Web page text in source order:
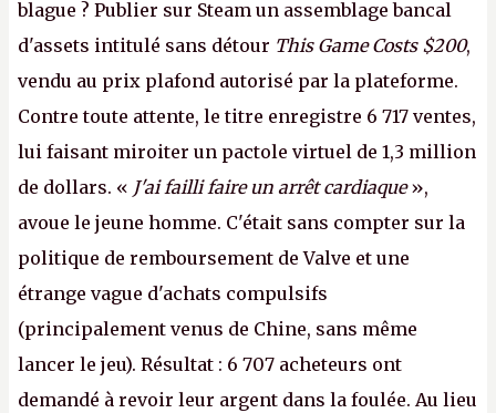
blague ? Publier sur Steam un assemblage bancal
d'assets intitulé sans détour This Game Costs $200,
vendu au prix plafond autorisé par la plateforme.
Contre toute attente, le titre enregistre 6 717 ventes,
lui faisant miroiter un pactole virtuel de 1,3 million
de dollars. « J'ai failli faire un arrêt cardiaque»,
avoue le jeune homme. C'était sans compter sur la
politique de remboursement de Valve et une
étrange vague d'achats compulsifs
(principalement venus de Chine, sans même
lancer le jeu). Résultat : 6 707 acheteurs ont
demandé à revoir leur argent dans la foulée. Au lieu